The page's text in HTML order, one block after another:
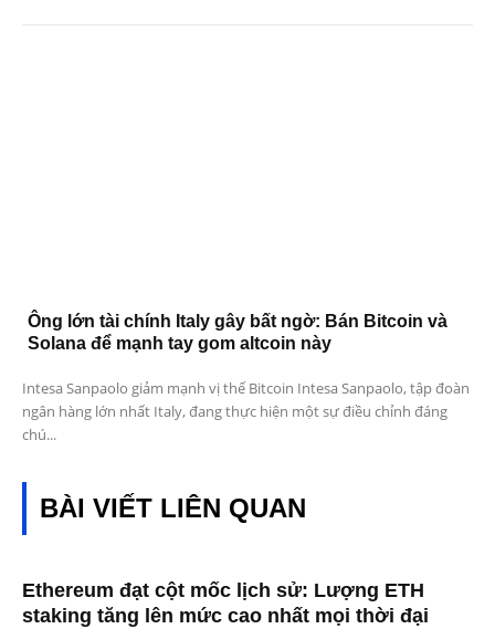
Ông lớn tài chính Italy gây bất ngờ: Bán Bitcoin và
Solana để mạnh tay gom altcoin này
Intesa Sanpaolo giảm mạnh vị thế Bitcoin Intesa Sanpaolo, tập đoàn
ngân hàng lớn nhất Italy, đang thực hiện một sự điều chỉnh đáng
chú...
BÀI VIẾT LIÊN QUAN
Ethereum đạt cột mốc lịch sử: Lượng ETH
staking tăng lên mức cao nhất mọi thời đại